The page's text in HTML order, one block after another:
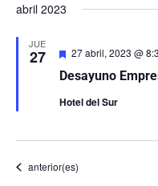
abril 2023
JUE
27
Desayuno
Destacado
27 abril, 2023 @
Hotel del Sur
Eventos
anterior(es)